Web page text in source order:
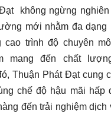
không ngừng
mới nhằm đa dạng
cao trình độ chuyên
mang đến chất
Thuận Phát Đạt cung
chế độ hậu mãi hấp
đến trải nghiệm dịch